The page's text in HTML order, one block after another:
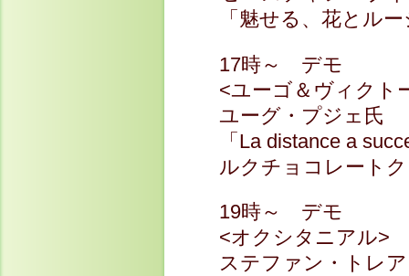
「魅せる、花とル
17時～ デモ
<ユーゴ＆ヴィクト
ユーグ・プジェ氏
「La distance a
ルクチョコレート
19時～ デモ
<オクシタニアル>
ステファン・トレ